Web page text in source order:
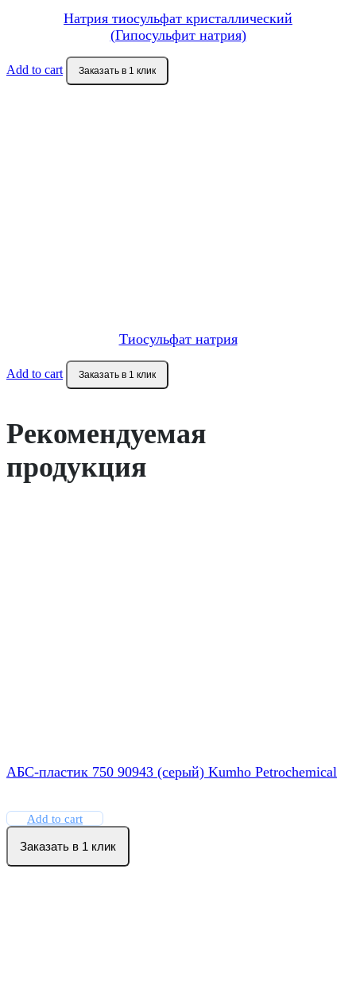
Натрия тиосульфат кристаллический
(Гипосульфит натрия)
Add to cart Заказать в 1 клик
Тиосульфат натрия
Add to cart Заказать в 1 клик
Рекомендуемая
продукция
АБС-пластик 750 90943 (серый) Kumho Petrochemical
Add to cart
Заказать в 1 клик